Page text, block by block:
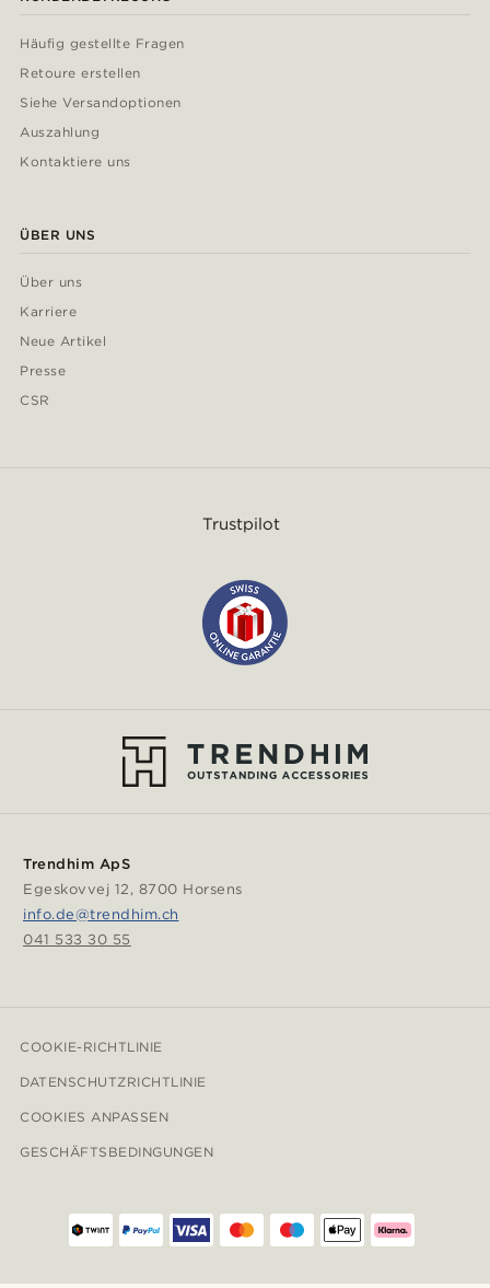
Häufig gestellte Fragen
Retoure erstellen
Siehe Versandoptionen
Auszahlung
Kontaktiere uns
ÜBER UNS
Über uns
Karriere
Neue Artikel
Presse
CSR
Trustpilot
Trendhim ApS
Egeskovvej 12, 8700 Horsens
info.de@trendhim.ch
041 533 30 55
COOKIE-RICHTLINIE
DATENSCHUTZRICHTLINIE
COOKIES ANPASSEN
GESCHÄFTSBEDINGUNGEN